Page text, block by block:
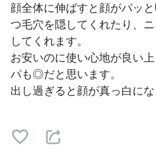
顔全体に伸ばすと顔がパッ
つ毛穴を隠してくれたり、
してくれます。
お安いのに使い心地が良い
パも◎だと思います。
出し過ぎると顔が真っ白に